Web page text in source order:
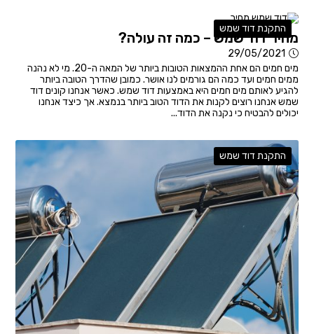
התקנת דוד שמש
מחיר דוד שמש – כמה זה עולה?
29/05/2021
מים חמים הם אחת ההמצאות הטובות ביותר של המאה ה-20. מי לא נהנה
ממים חמים ועד כמה הם גורמים לנו אושר. כמובן שהדרך הטובה ביותר
להגיע לאותם מים חמים היא באמצעות דוד שמש. כאשר אנחנו קונים דוד
שמש אנחנו רוצים לקנות את הדוד הטוב ביותר בנמצא. אך כיצד אנחנו
יכולים להבטיח כי נקנה את הדוד...
התקנת דוד שמש